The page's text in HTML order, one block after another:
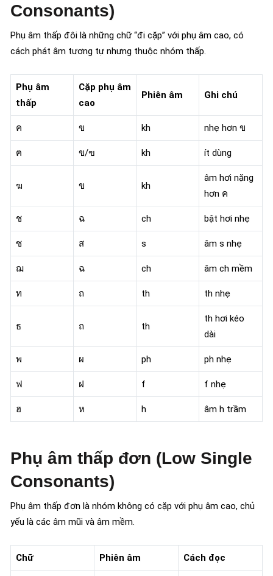
Consonants)
Phụ âm thấp đôi là những chữ “đi cặp” với phụ âm cao, có
cách phát âm tương tự nhưng thuộc nhóm thấp.
Phụ âm
thấp
Cặp phụ âm
cao
Phiên âm Ghi chú
ค ข kh nhẹ hơn ข
ฅ ข/ฃ kh ít dùng
ฆ ข kh
âm hơi nặng
hơn ค
ช ฉ ch bật hơi nhẹ
ซ ส s âm s nhẹ
ฌ ฉ ch âm ch mềm
ท ถ th th nhẹ
ธ ถ th
th hơi kéo
dài
พ ผ ph ph nhẹ
ฟ ฝ f f nhẹ
ฮ ห h âm h trầm
Phụ âm thấp đơn (Low Single
Consonants)
Phụ âm thấp đơn là nhóm không có cặp với phụ âm cao, chủ
yếu là các âm mũi và âm mềm.
Chữ Phiên âm Cách đọc